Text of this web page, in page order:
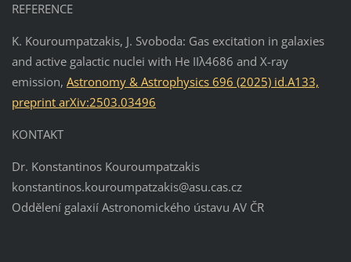
REFERENCE
K. Kouroumpatzakis, J. Svoboda: Gas excitation in galaxies
and active galactic nuclei with He IIλ4686 and X-ray
emission, Astronomy & Astrophysics 696 (2025) id.A133,
preprint arXiv:2503.03496
KONTAKT
Dr. Konstantinos Kouroumpatzakis
konstantinos.kouroumpatzakis@asu.cas.cz
Oddělení galaxií Astronomického ústavu AV ČR